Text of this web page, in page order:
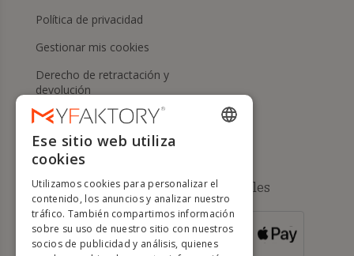
Política de privacidad
Gestionar mis cookies
Derecho de retractación y
devolución
Ayuda
Métodos de pago disponibles
DE MÁS DE 500
€
DUTCH
GERMAN
ITALIAN
Ese sitio web utiliza
cookies
Utilizamos cookies para personalizar el
contenido, los anuncios y analizar nuestro
tráfico. También compartimos información
sobre su uso de nuestro sitio con nuestros
socios de publicidad y análisis, quienes